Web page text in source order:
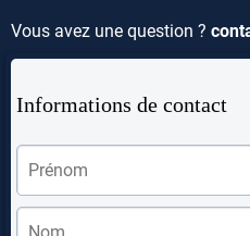
Vous avez une question ?
Informations de contact